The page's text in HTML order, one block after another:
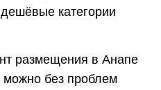
категории
размещения в Анапе
можно без проблем